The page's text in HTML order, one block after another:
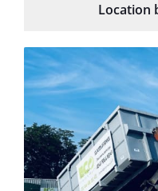
Location